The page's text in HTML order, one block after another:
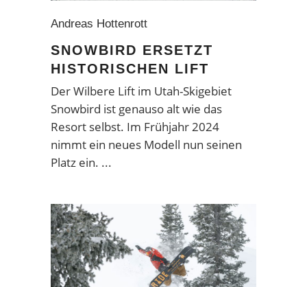
Andreas Hottenrott
SNOWBIRD ERSETZT
HISTORISCHEN LIFT
Der Wilbere Lift im Utah-Skigebiet
Snowbird ist genauso alt wie das
Resort selbst. Im Frühjahr 2024
nimmt ein neues Modell nun seinen
Platz ein.